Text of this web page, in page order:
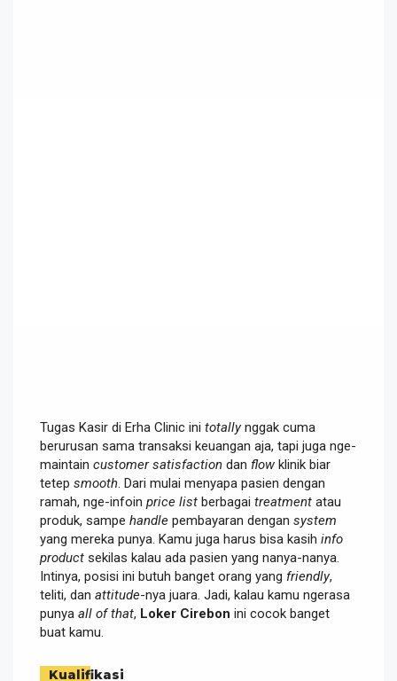
Tugas Kasir di Erha Clinic ini totallynggak cuma
berurusan sama transaksi keuangan aja, tapi juga nge-
maintain customer satisfaction dan flow klinik biar
tetep smooth . Dari mulai menyapa pasien dengan
ramah, nge-infoin price list berbagai treatment atau
produk, sampe handle pembayaran dengan system
yang mereka punya. Kamu juga harus bisa kasih info
product sekilas kalau ada pasien yang nanya-nanya.
Intinya, posisi ini butuh banget orang yang friendly,
teliti, dan attitude-nya juara. Jadi, kalau kamu ngerasa
punya all of that, Loker Cirebon ini cocok banget
buat kamu.
Kualifikasi